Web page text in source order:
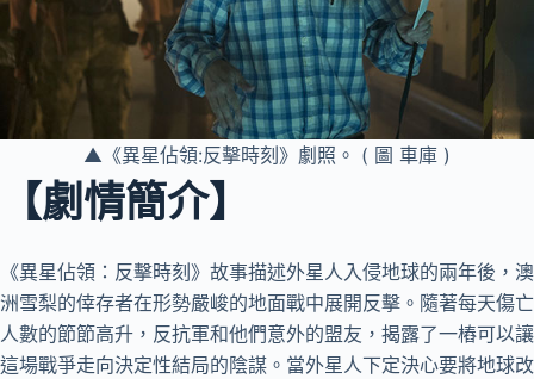
▲《異星佔領:反擊時刻》劇照。 ( 圖 車庫 )
【劇情簡介】
《異星佔領：反擊時刻》故事描述外星人入侵地球的兩年後，澳
洲雪梨的倖存者在形勢嚴峻的地面戰中展開反擊。隨著每天傷亡
人數的節節高升，反抗軍和他們意外的盟友，揭露了一樁可以讓
這場戰爭走向決定性結局的陰謀。當外星人下定決心要將地球改